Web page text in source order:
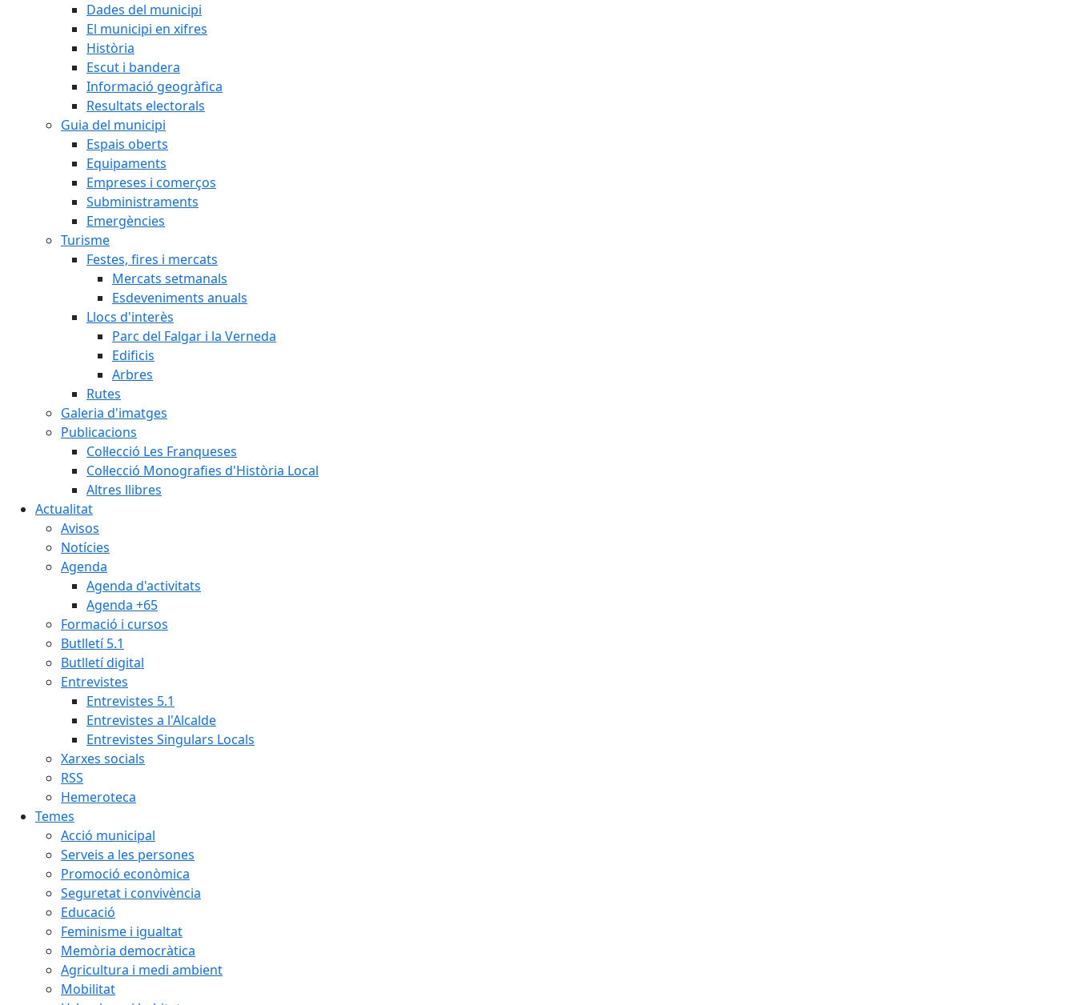
Dades del municipi
El municipi en xifres
Història
Escut i bandera
Informació geogràfica
Resultats electorals
Guia del municipi
Espais oberts
Equipaments
Empreses i comerços
Subministraments
Emergències
Turisme
Festes, fires i mercats
Mercats setmanals
Esdeveniments anuals
Llocs d'interès
Parc del Falgar i la Verneda
Edificis
Arbres
Rutes
Galeria d'imatges
Publicacions
Col·lecció Les Franqueses
Col·lecció Monografies d'Història Local
Altres llibres
Actualitat
Avisos
Notícies
Agenda
Agenda d'activitats
Agenda +65
Formació i cursos
Butlletí 5.1
Butlletí digital
Entrevistes
Entrevistes 5.1
Entrevistes a l'Alcalde
Entrevistes Singulars Locals
Xarxes socials
RSS
Hemeroteca
Temes
Acció municipal
Serveis a les persones
Promoció econòmica
Seguretat i convivència
Educació
Feminisme i igualtat
Memòria democràtica
Agricultura i medi ambient
Mobilitat